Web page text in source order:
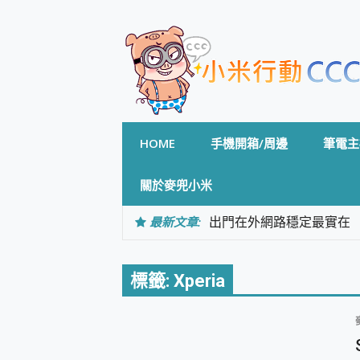
HOME 手機開箱/周邊 筆電
關於麥兜小米
最新文章: 出門在外網路穩定最實在
專為 PC上的 XBOX和掌機
台灣製攝影機在這裡，
電力超超超持久 MSI 微
超懂拍、耐用 AI 街拍機
標籤: Xperia